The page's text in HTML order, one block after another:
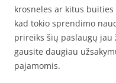
krosneles ar kitus
kad tokio sprendimo
prireiks šių paslaugų
gausite daugiau
pajamomis.